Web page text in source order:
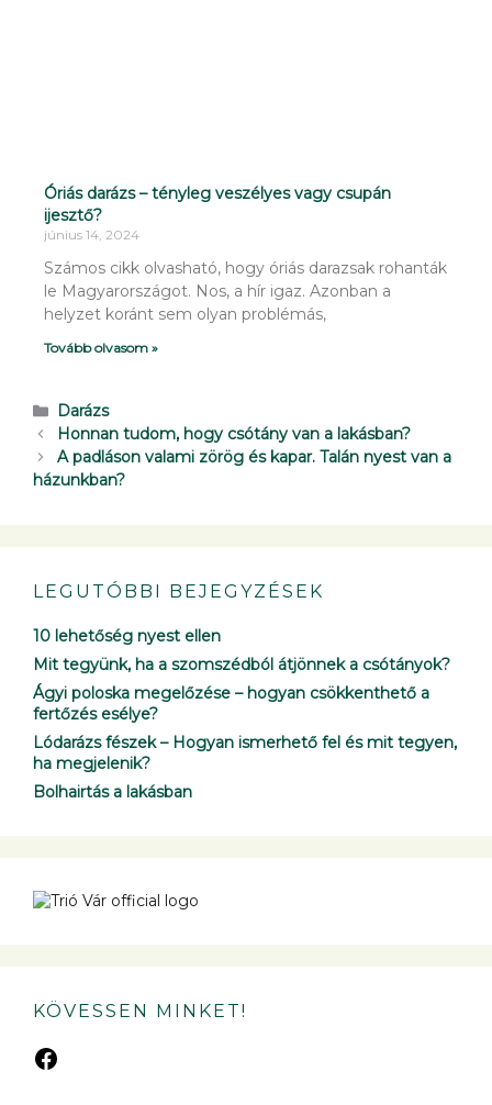
Óriás darázs – tényleg veszélyes vagy csupán
ijesztő?
június 14, 2024
Számos cikk olvasható, hogy óriás darazsak rohanták
le Magyarországot. Nos, a hír igaz. Azonban a
helyzet koránt sem olyan problémás,
Tovább olvasom »
Darázs
Honnan tudom, hogy csótány van a lakásban?
A padláson valami zörög és kapar. Talán nyest van a
házunkban?
LEGUTÓBBI BEJEGYZÉSEK
10 lehetőség nyest ellen
Mit tegyünk, ha a szomszédból átjönnek a csótányok?
Ágyi poloska megelőzése – hogyan csökkenthető a
fertőzés esélye?
Lódarázs fészek – Hogyan ismerhető fel és mit tegyen,
ha megjelenik?
Bolhairtás a lakásban
KÖVESSEN MINKET!